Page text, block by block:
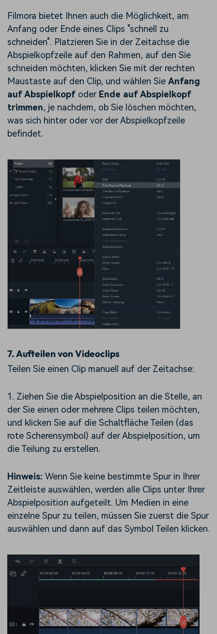
Filmora bietet Ihnen auch die Möglichkeit, am
Anfang oder Ende eines Clips "schnell zu
schneiden". Platzieren Sie in der Zeitachse die
Abspielkopfzeile auf den Rahmen, auf den Sie
schneiden möchten, klicken Sie mit der rechten
Maustaste auf den Clip, und wählen Sie Anfang
auf Abspielkopf oder Ende auf Abspielkopf
trimmen, je nachdem, ob Sie löschen möchten,
was sich hinter oder vor der Abspielkopfzeile
befindet.
7.Aufteilen von Videoclips
Teilen Sie einen Clip manuell auf der Zeitachse:
1. Ziehen Sie die Abspielposition an die Stelle, an
der Sie einen oder mehrere Clips teilen möchten,
und klicken Sie auf die Schaltfläche Teilen (das
rote Scherensymbol) auf der Abspielposition, um
die Teilung zu erstellen.
Hinweis: Wenn Sie keine bestimmte Spur in Ihrer
Zeitleiste auswählen, werden alle Clips unter Ihrer
Abspielposition aufgeteilt. Um Medien in eine
einzelne Spur zu teilen, müssen Sie zuerst die Spur
auswählen und dann auf das Symbol Teilen klicken.